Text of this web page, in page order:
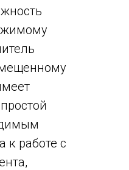
к работе с